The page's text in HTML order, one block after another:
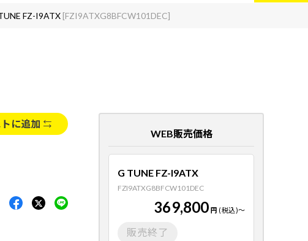
FZ-I9ATX [FZI9ATXG8BFCW101DEC]
に追加
WEB販売価格
G TUNE FZ-I9ATX
FZI9ATXG8BFCW101DEC
369,800 円 (税込)～
販売終了